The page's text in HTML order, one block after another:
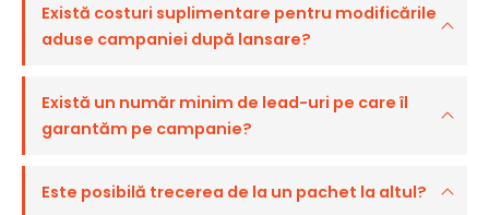
Există costuri suplimentare pentru modificările
aduse campaniei după lansare?
Există un număr minim de lead-uri pe care îl
garantăm pe campanie?
Este posibilă trecerea de la un pachet la altul?